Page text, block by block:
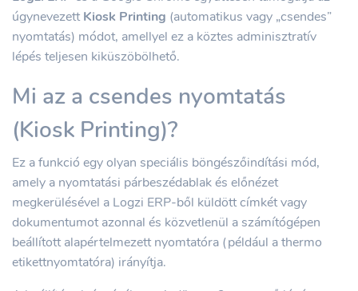
úgynevezettKiosk Printing (automatikus vagy „csendes”
nyomtatás) módot, amellyel ez a köztes adminisztratív
lépés teljesen kiküszöbölhető.
Mi az a csendes nyomtatás
(Kiosk Printing)?
Ez a funkció egy olyan speciális böngészőindítási mód,
amely a nyomtatási párbeszédablak és előnézet
megkerülésével a Logzi ERP-ből küldött címkét vagy
dokumentumot azonnal és közvetlenül a számítógépen
beállított alapértelmezett nyomtatóra (például a thermo
etikettnyomtatóra) irányítja.